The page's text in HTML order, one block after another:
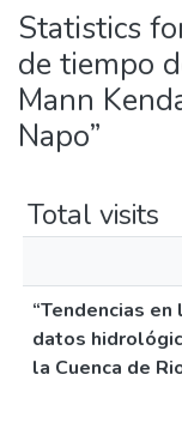
Statistics
de tiempo
Mann
Napo”
Total visits
“Tendencias
datos
la Cuenca de